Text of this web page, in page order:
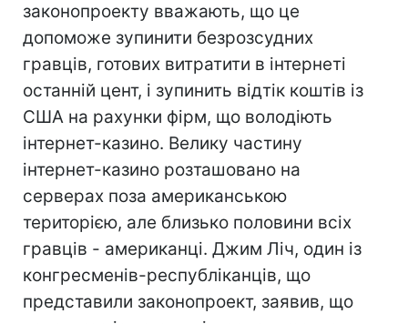
законопроекту вважають, що це
допоможе зупинити безрозсудних
гравців, готових витратити в інтернеті
останній цент, і зупинить відтік коштів із
США на рахунки фірм, що володіють
інтернет-казино. Велику частину
інтернет-казино розташовано на
серверах поза американською
територією, але близько половини всіх
гравців - американці. Джим Ліч, один із
конгресменів-республіканців, що
представили законопроект, заявив, що